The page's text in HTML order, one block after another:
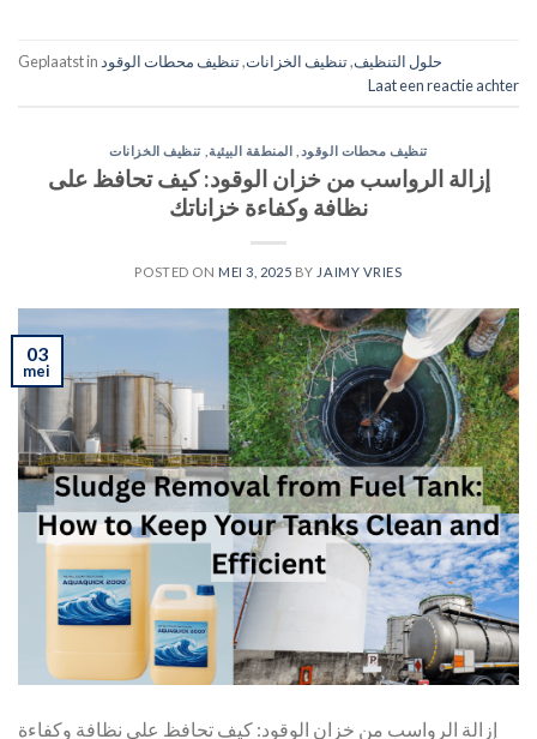
Geplaatst in حلول التنظيف,تنظيف الخزانات,تنظيف محطات الوقود
Laat een reactie achter
تنظيف محطات الوقود المنطقة البيئية, تنظيف الخزانات
إزالة الرواسب من خزان الوقود: كيف تحافظ على
نظافة وكفاءة خزاناتك
POSTED ON MEI 3, 2025 BY JAIMY VRIES
03
mei
إزالة الرواسب من خزان الوقود: كيف تحافظ على نظافة وكفاءة